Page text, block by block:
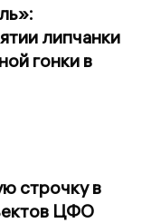
липчанки
гонки в
строчку в
ЦФО